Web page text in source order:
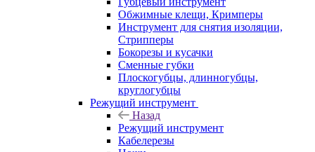
Обжимные клещи, Кримперы
Инструмент для снятия изоляции,
Стрипперы
Бокорезы и кусачки
Сменные губки
Плоскогубцы, длинногубцы,
круглогубцы
Режущий инструмент
Назад
Режущий инструмент
Кабелерезы